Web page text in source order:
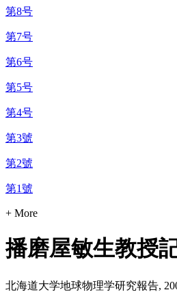
第8号
第7号
第6号
第5号
第4号
第3號
第2號
第1號
+ More
播磨屋敏生教授
北海道大学地球物理学研究報告,